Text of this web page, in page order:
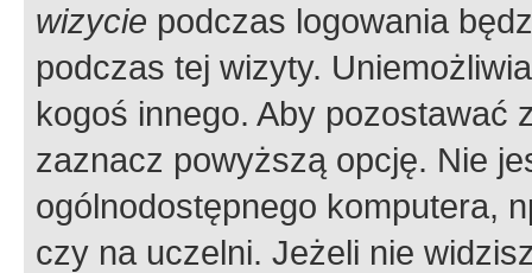
wizycie podczas logowania
podczas tej wizyty.
kogoś innego. Aby pozostawać
zaznacz powyższą opcję. Nie
ogólnodostępnego komputera,
czy na uczelni. Jeżeli nie